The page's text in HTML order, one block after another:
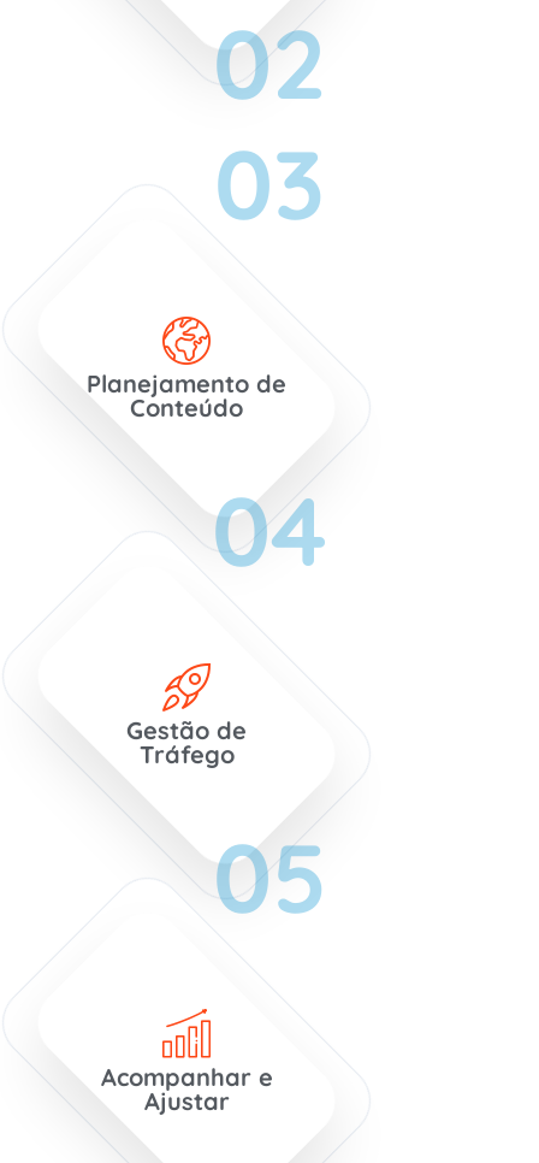
02
03
Planejamento de
Conteúdo
Gestão de
Tráfego
04
05
Acompanhar e
Ajustar